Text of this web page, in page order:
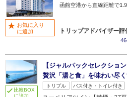
函館空港から直線距離で
トリップアドバイザー評
お気に入り
に追加
比較BOX
に追加
【ジャルパックセレクショ
贅沢「湯と食」を味わい尽
トリプル バス付き・トイレ付き